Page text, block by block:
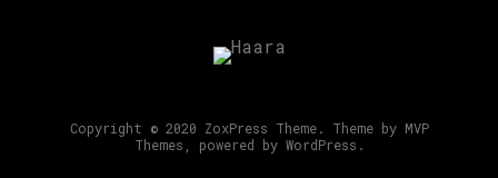
Copyright © 2020 ZoxPress Theme. Theme by MVP
Themes, powered by WordPress.